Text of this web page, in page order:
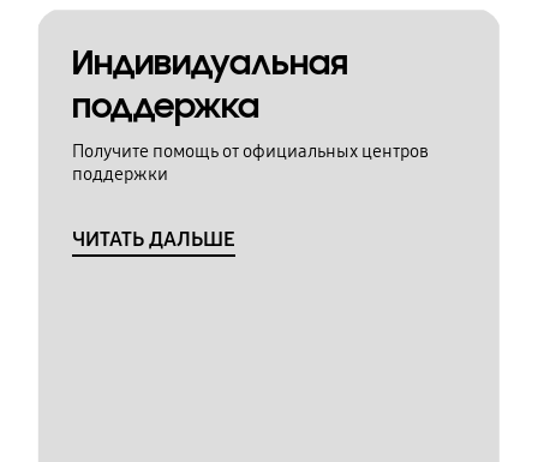
Индивидуальная
поддержка
Получите помощь от официальных центров
поддержки
ЧИТАТЬ ДАЛЬШЕ